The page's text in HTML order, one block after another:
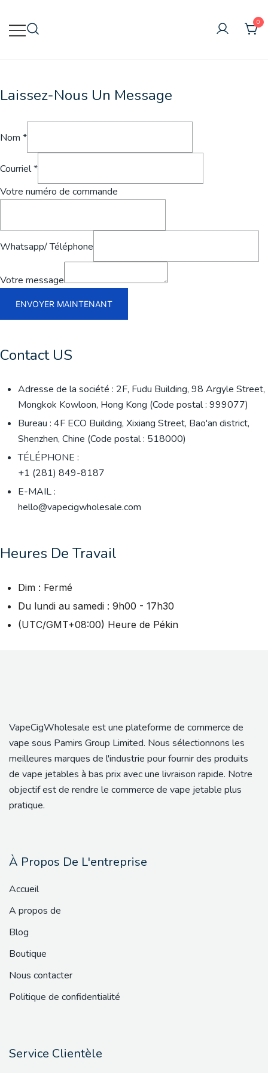
content
0
Laissez-Nous Un Message
Nom *
Courriel*
Votre numéro de commande
Whatsapp/ Téléphone
Votre message
ENVOYER MAINTENANT
Contact US
Adresse de la société : 2F, Fudu Building, 98 Argyle Street,
Mongkok Kowloon, Hong Kong (Code postal : 999077)
Bureau : 4F ECO Building, Xixiang Street, Bao'an district,
Shenzhen, Chine (Code postal : 518000)
TÉLÉPHONE :
+1 (281) 849-8187
E-MAIL :
hello@vapecigwholesale.com
Heures De Travail
Dim : Fermé
Du lundi au samedi : 9h00 - 17h30
(UTC/GMT+08:00) Heure de Pékin
VapeCigWholesale est une plateforme de commerce de
vape sous Pamirs Group Limited. Nous sélectionnons les
meilleures marques de l'industrie pour fournir des produits
de vape jetables à bas prix avec une livraison rapide. Notre
objectif est de rendre le commerce de vape jetable plus
pratique.
À Propos De L'entreprise
Accueil
A propos de
Blog
Boutique
Nous contacter
Politique de confidentialité
Service Clientèle